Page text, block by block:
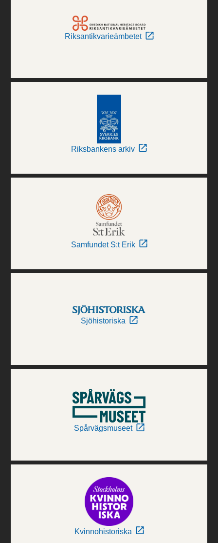
Riksantikvarieämbetet
Riksbankens arkiv
Samfundet S:t Erik
Sjöhistoriska
Spårvägsmuseet
Kvinnohistoriska